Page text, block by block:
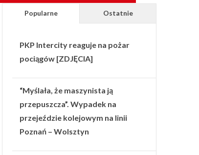
Popularne Ostatnie
PKP Intercity reaguje na pożar
pociągów [ZDJĘCIA]
“Myślała, że maszynista ją
przepuszcza”. Wypadek na
przejeździe kolejowym na linii
Poznań – Wolsztyn